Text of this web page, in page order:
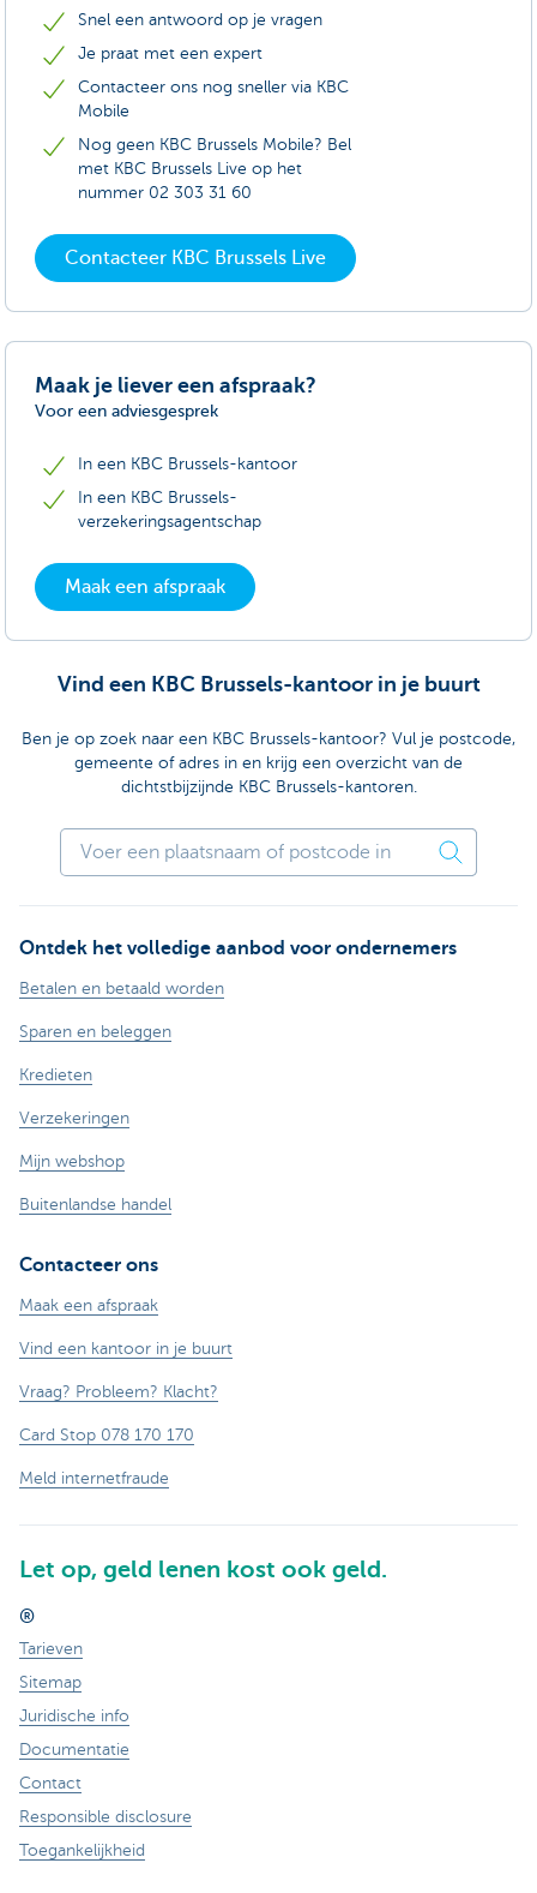
Snel een antwoord op je vragen
Je praat met een expert
Contacteer ons nog sneller via KBC
Mobile
Nog geen KBC Brussels Mobile? Bel
met KBC Brussels Live op het
nummer 02 303 31 60
Contacteer KBC Brussels Live
Maak je liever een afspraak?
Voor een adviesgesprek
In een KBC Brussels-kantoor
In een KBC Brussels-
verzekeringsagentschap
Maak een afspraak
Vind een KBC Brussels-kantoor in je buurt
Ben je op zoek naar een KBC Brussels-kantoor? Vul je postcode,
gemeente of adres in en krijg een overzicht van de
dichtstbijzijnde KBC Brussels-kantoren.
Ontdek het volledige aanbod voor ondernemers
Betalen en betaald worden
Sparen en beleggen
Kredieten
Verzekeringen
Mijn webshop
Buitenlandse handel
Contacteer ons
Maak een afspraak
Vind een kantoor in je buurt
Vraag? Probleem? Klacht?
Card Stop 078 170 170
Meld internetfraude
Let op, geld lenen kost ook geld.
®
Tarieven
Sitemap
Juridische info
Documentatie
Contact
Responsible disclosure
Toegankelijkheid